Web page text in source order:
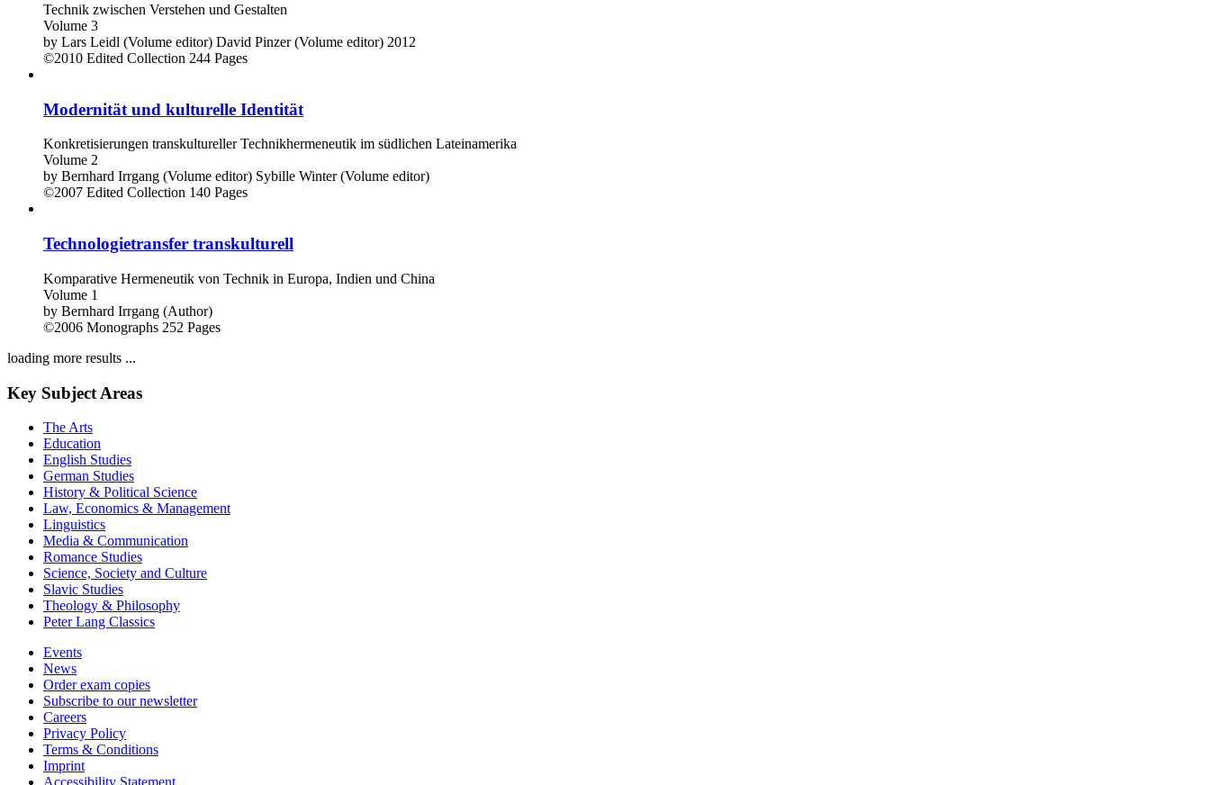
Technik zwischen Verstehen und Gestalten
Volume 3
by Lars Leidl (Volume editor) David Pinzer (Volume editor) 2012
©2010 Edited Collection 244 Pages
Modernität und kulturelle Identität
Konkretisierungen transkultureller Technikhermeneutik im südlichen Lateinamerika
Volume 2
by Bernhard Irrgang (Volume editor) Sybille Winter (Volume editor)
©2007 Edited Collection 140 Pages
Technologietransfer transkulturell
Komparative Hermeneutik von Technik in Europa, Indien und China
Volume 1
by Bernhard Irrgang (Author)
©2006 Monographs 252 Pages
loading more results ...
Key Subject Areas
The Arts
Education
English Studies
German Studies
History & Political Science
Law, Economics & Management
Linguistics
Media & Communication
Romance Studies
Science, Society and Culture
Slavic Studies
Theology & Philosophy
Peter Lang Classics
Events
News
Order exam copies
Subscribe to our newsletter
Careers
Privacy Policy
Terms & Conditions
Imprint